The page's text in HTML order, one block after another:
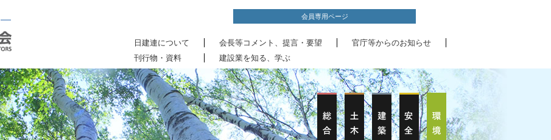
会員専用ページ
日建連について 会長等コメント、提言・要望
官庁等からのお知らせ
刊行物・資料
建設業を知る、学ぶ